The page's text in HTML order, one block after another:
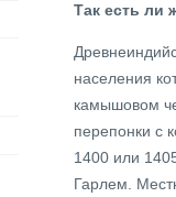
Так есть ли
населения
камышовом
перепонки с
1400 или
Гарлем.